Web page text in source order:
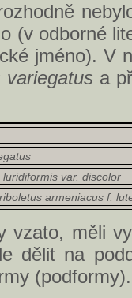
(v odborné
jméno). V
variegatus a
luridiformis var. discolor
armeniacus f.
vzato, měli
dělit na
(podformy).